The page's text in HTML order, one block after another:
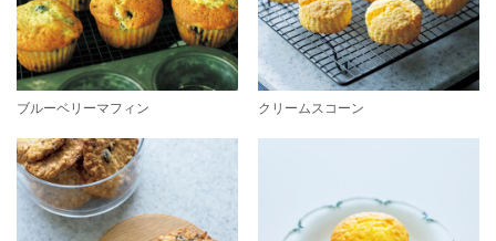
ブルーベリーマフィン クリームスコーン